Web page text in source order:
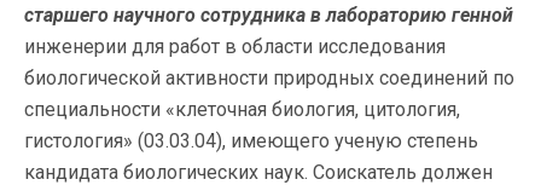
старшего научного сотрудника в лабораторию генной
инженерии для работ в области исследования
биологической активности природных соединений по
специальности «клеточная биология, цитология,
гистология» (03.03.04), имеющего ученую степень
кандидата биологических наук. Соискатель должен